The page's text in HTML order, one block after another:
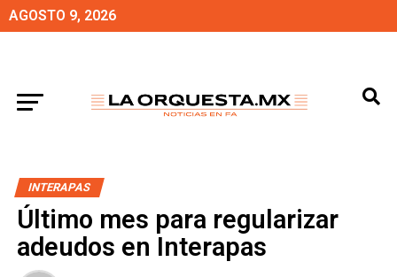
AGOSTO 9, 2026
INTERAPAS
Último mes para regularizar
adeudos en Interapas